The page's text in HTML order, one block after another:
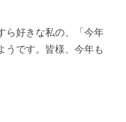
ら好きな私の、「今年
うです。皆様、今年も